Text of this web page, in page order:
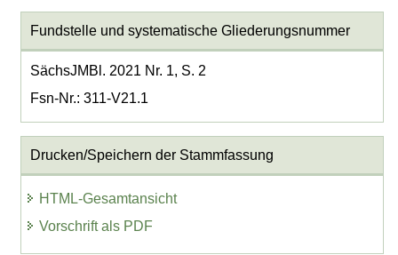
Fundstelle und systematische Gliederungsnummer
SächsJMBl. 2021 Nr. 1, S. 2
Fsn-Nr.: 311-V21.1
Drucken/Speichern der Stammfassung
HTML-Gesamtansicht
Vorschrift als PDF